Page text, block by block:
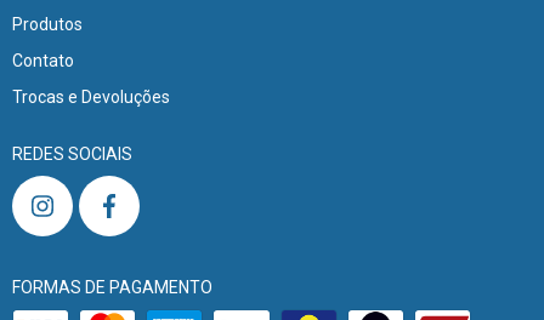
Produtos
Contato
Trocas e Devoluções
REDES SOCIAIS
FORMAS DE PAGAMENTO